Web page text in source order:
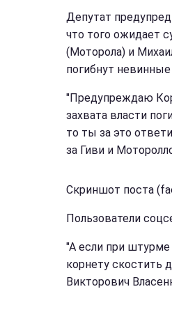
Депутат
что того ожидает
(Моторола) и
погибнут
"Предупреждаю
захвата власти
то ты за это
за Гиви и
Скриншот поста
Пользователи
"А если при
корнету скостить
Викторович